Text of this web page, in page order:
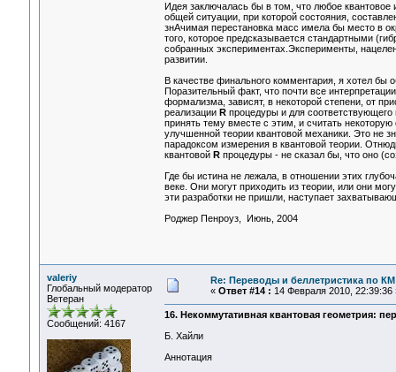
Идея заключалась бы в том, что любое
общей ситуации, при которой состояния,
знАчимая перестановка масс имела бы место в
того, которое предсказывается стандартными
собранных экспериментах.Эксперименты,
развитии.
В качестве финального комментария, я хотел бы
Поразительный факт, что почти все
формализма, зависят, в некоторой степени, от
реализации Rпроцедуры и для соответствующего
принять тему вместе с этим, и считать
улучшенной теории квантовой механики. Это не
парадоксом измерения в квантовой теории.
квантовой Rпроцедуры - не сказал бы, что оно
Где бы истина не лежала, в отношении этих
веке. Они могут приходить из теории, или они
эти разработки не пришли, наступает
Роджер Пенроуз, Июнь, 2004
valeriy
Глобальный модератор
Ветеран
Сообщений: 4167
Re: Переводы и беллетристика по КМ
« Ответ #14 : 14 Февраля 2010, 22:39:36
16. Некоммутативная квантовая геометрия:
Б. Хайли
Аннотация